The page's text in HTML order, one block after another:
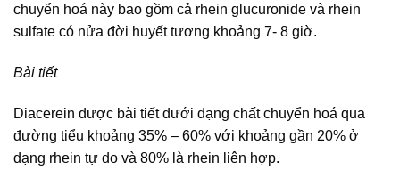
chuyển hoá này bao gồm cả rhein glucuronide và rhein
sulfate có nửa đời huyết tương khoảng 7- 8 giờ.
Bài tiết
Diacerein được bài tiết dưới dạng chất chuyển hoá qua
đường tiểu khoảng 35% – 60% với khoảng gần 20% ở
dạng rhein tự do và 80% là rhein liên hợp.